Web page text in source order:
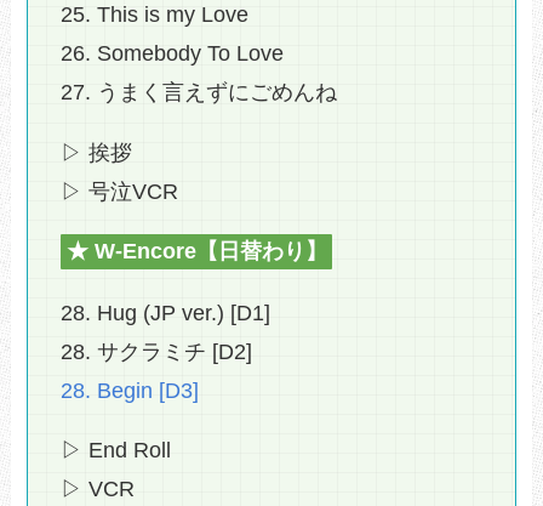
25. This is my Love
26. Somebody To Love
27. うまく言えずにごめんね
▷ 挨拶
▷ 号泣VCR
★ W-Encore【日替わり】
28. Hug (JP ver.) [D1]
28. サクラミチ [D2]
28. Begin [D3]
▷ End Roll
▷ VCR